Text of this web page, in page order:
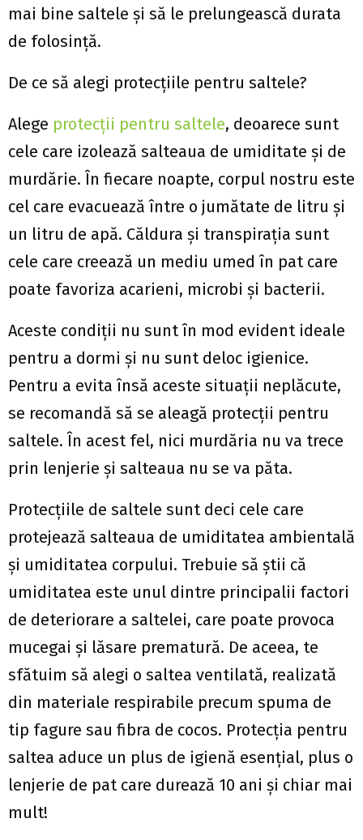
mai bine saltele și să le prelungească durata
de folosință.
De ce să alegi protecțiile pentru saltele?
Alege protecții pentru saltele, deoarece sunt
cele care izolează salteaua de umiditate și de
murdărie. În fiecare noapte, corpul nostru este
cel care evacuează între o jumătate de litru și
un litru de apă. Căldura și transpirația sunt
cele care creează un mediu umed în pat care
poate favoriza acarieni, microbi și bacterii.
Aceste condiții nu sunt în mod evident ideale
pentru a dormi și nu sunt deloc igienice.
Pentru a evita însă aceste situații neplăcute,
se recomandă să se aleagă protecții pentru
saltele. În acest fel, nici murdăria nu va trece
prin lenjerie și salteaua nu se va păta.
Protecțiile de saltele sunt deci cele care
protejează salteaua de umiditatea ambientală
și umiditatea corpului. Trebuie să știi că
umiditatea este unul dintre principalii factori
de deteriorare a saltelei, care poate provoca
mucegai și lăsare prematură. De aceea, te
sfătuim să alegi o saltea ventilată, realizată
din materiale respirabile precum spuma de
tip fagure sau fibra de cocos. Protecția pentru
saltea aduce un plus de igienă esențial, plus o
lenjerie de pat care durează 10 ani și chiar mai
mult!